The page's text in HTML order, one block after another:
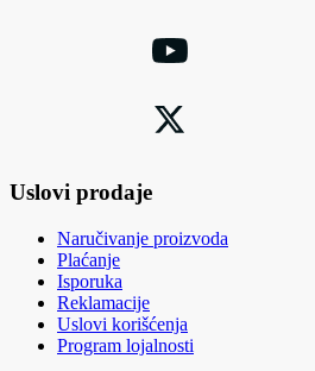
Uslovi prodaje
Naručivanje proizvoda
Plaćanje
Isporuka
Reklamacije
Uslovi korišćenja
Program lojalnosti